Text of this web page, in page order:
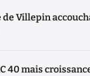
de Villepin
40 mais